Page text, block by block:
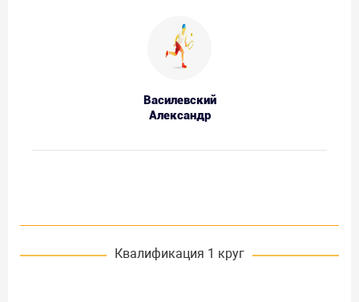
Василевский
Александр
Квалификация 1 круг